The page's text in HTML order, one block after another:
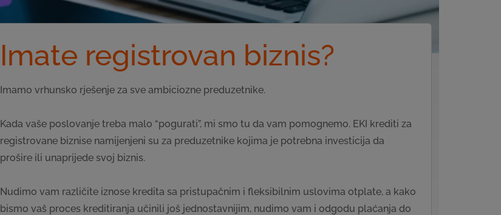
Imate registrovan biznis?
Imamo vrhunsko rješenje za sve ambiciozne preduzetnike.
Kada vaše poslovanje treba malo “pogurati”, mi smo tu da vam pomognemo. EKI krediti za
registrovane biznise namijenjeni su za preduzetnike kojima je potrebna investicija da
prošire ili unaprijede svoj biznis.
Nudimo vam različite iznose kredita sa pristupačnim i fleksibilnim uslovima otplate, a kako
bismo vaš proces kreditiranja učinili još jednostavnijim, nudimo vam i odgodu plaćanja do